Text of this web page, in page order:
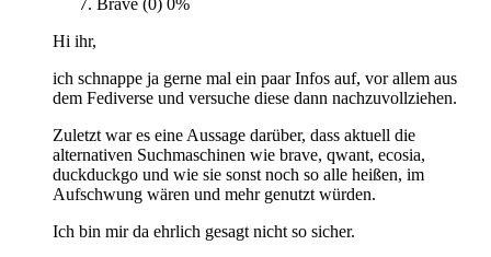
Hi ihr,
ich schnappe ja gerne mal ein paar Infos auf, vor allem aus
dem Fediverse und versuche diese dann nachzuvollziehen.
Zuletzt war es eine Aussage darüber, dass aktuell die
alternativen Suchmaschinen wie brave, qwant, ecosia,
duckduckgo und wie sie sonst noch so alle heißen, im
Aufschwung wären und mehr genutzt würden.
Ich bin mir da ehrlich gesagt nicht so sicher.